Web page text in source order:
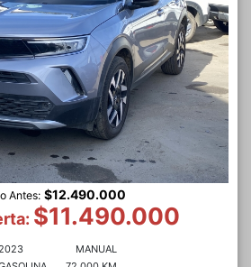
Antes: $12.490.000
$11.490.000
2023
MANUAL